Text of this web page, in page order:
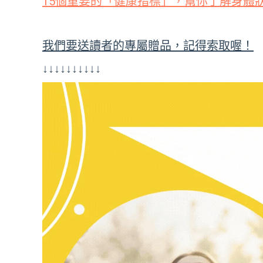
我們要送讀者的專屬贈品，記得索取喔！
↓↓↓↓↓↓↓↓↓↓